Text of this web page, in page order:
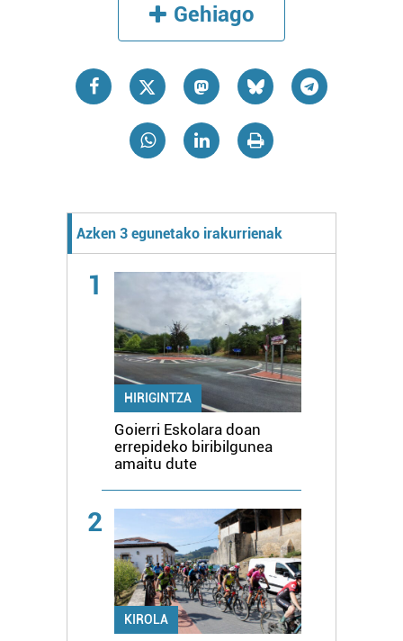
Gehiago
Azken 3 egunetako irakurrienak
1
HIRIGINTZA
Goierri Eskolara doan
errepideko biribilgunea
amaitu dute
2
KIROLA